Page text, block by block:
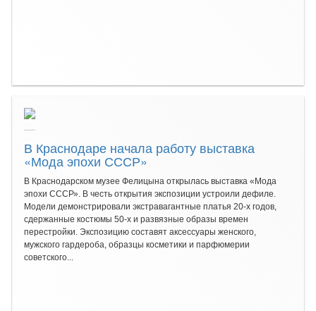
В Краснодаре начала работу выставка
«Мода эпохи СССР»
В Краснодарском музее Фелицына открылась выставка «Мода
эпохи СССР». В честь открытия экспозиции устроили дефиле.
Модели демонстрировали экстравагантные платья 20-х годов,
сдержанные костюмы 50-х и развязные образы времен
перестройки. Экспозицию составят аксессуары женского,
мужского гардероба, образцы косметики и парфюмерии
советского...